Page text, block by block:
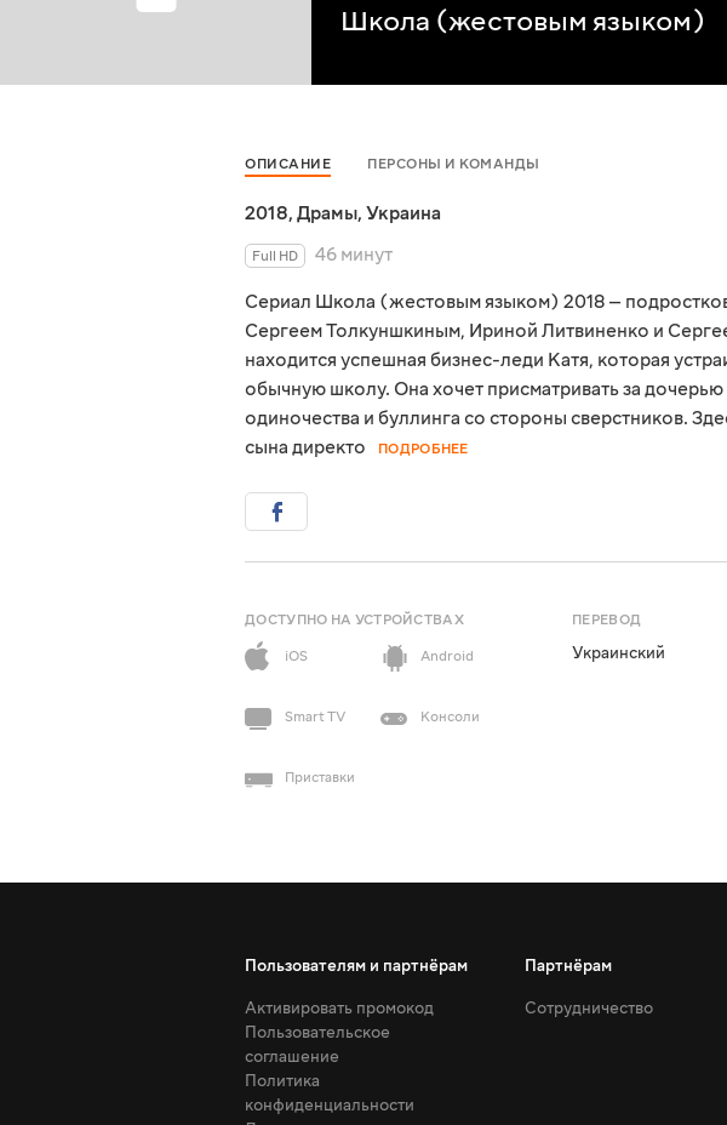
Школа (жестовым языком)
ОПИСАНИЕ ПЕРСОНЫ И КОМАНДЫ
2018, Драмы, Украина
Full HD
46 минут
Сериал Школа (жестовым языком) 2018 —
Сергеем Толкуншкиным, Ириной Литвиненко и
находится успешная бизнес-леди Катя, которая
обычную школу. Она хочет присматривать за
одиночества и буллинга со стороны сверстников.
сына директо
ПОДРОБНЕЕ
ДОСТУПНО НА УСТРОЙСТВАХ
iOS
Android
Smart TV Консоли
Приставки
ПЕРЕВОД
Украинский
Пользователям и партнёрам
Активировать промокод
Пользовательское
соглашение
Политика
конфиденциальности
Партнёрам
Сотрудничество